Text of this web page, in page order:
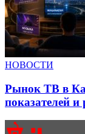
НОВОСТИ
Рынок ТВ в
показателей и